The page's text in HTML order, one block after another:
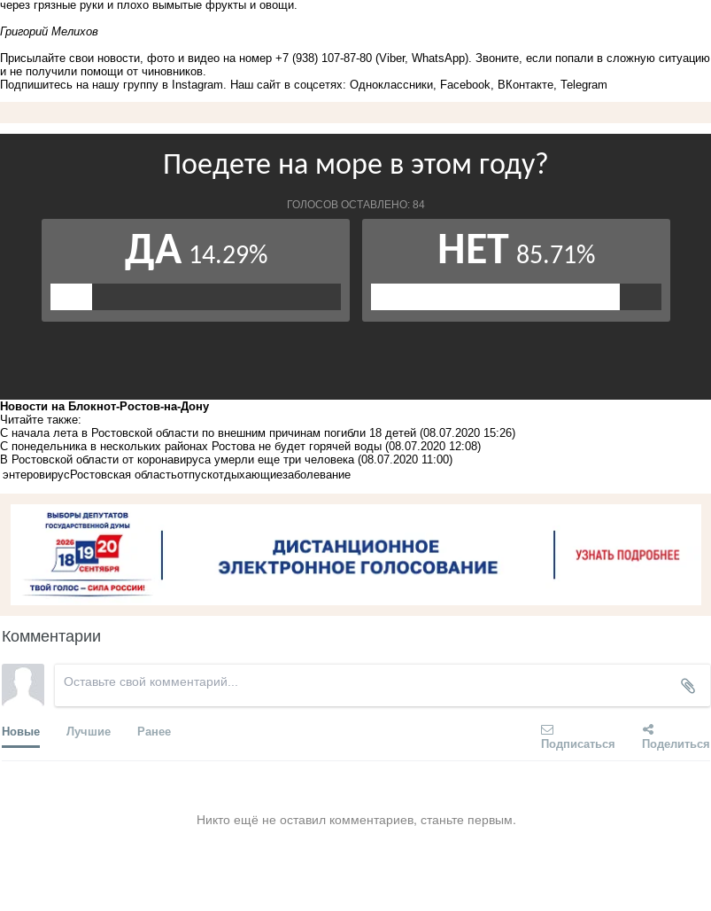
через грязные руки и плохо вымытые фрукты и овощи.
Григорий Мелихов
Присылайте свои новости, фото и видео на номер +7 (938) 107-87-80 (Viber, WhatsApp). Звоните, если попали в сложную ситуацию
и не получили помощи от чиновников.
Подпишитесь на нашу группу в Instagram . Наш сайт в соцсетях: Одноклассники Facebook ВКонтакте Telegram
Новости на Блoкнoт-Ростов-на-Дону
Читайте также:
С начала лета в Ростовской области по внешним причинам погибли 18 детей (08.07.2020 15:26)
С понедельника в нескольких районах Ростова не будет горячей воды (08.07.2020 12:08)
В Ростовской области от коронавируса умерли еще три человека (08.07.2020 11:00)
энтеровирусРостовская областьотпускотдыхающиезаболевание
Комментарии
Новые Лучшие Ранее
Подписаться Поделиться
Никто ещё не оставил комментариев, станьте первым.